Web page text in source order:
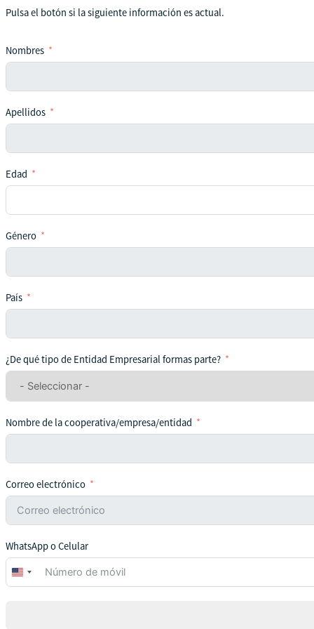
Pulsa el botón si la siguiente información es actual.
Nombres
Apellidos
Edad
Género
País
¿De qué tipo de Entidad Empresarial formas parte?
Nombre de la cooperativa/empresa/entidad
Correo electrónico
WhatsApp o Celular
United
States